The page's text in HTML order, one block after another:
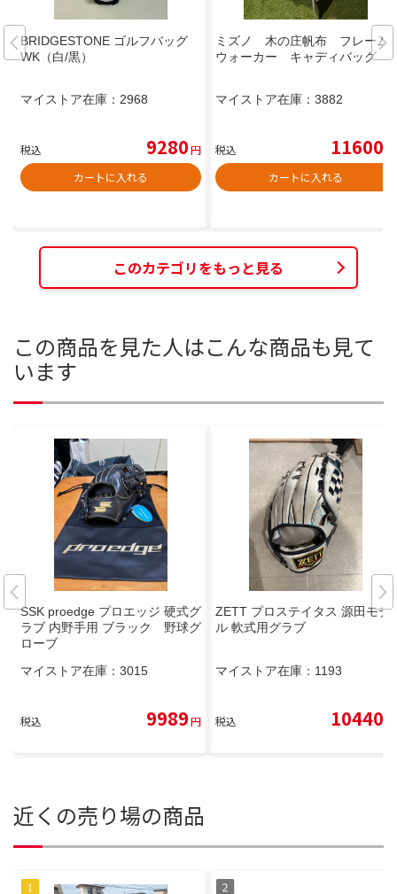
BRIDGESTONE ゴルフバッグ
WK（白/黒）
マイストア在庫： 2968
税込 9280円
カートに入れる
ミズノ 木の庄帆布 フレーム
ウォーカー キャディバッグ
マイストア在庫： 3882
税込 11600
カートに入れる
このカテゴリをもっと見る
この商品を見た人はこんな商品も見て
います
SSK proedge プロエッジ 硬式グ
ラブ 内野手用 ブラック 野球グ
ローブ
マイストア在庫： 3015
税込 9989円
ZETT プロステイタス 源田モデ
ル 軟式用グラブ
マイストア在庫： 1193
税込 10440
近くの売り場の商品